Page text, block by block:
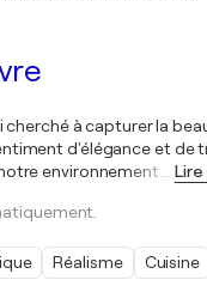
cherché à capturer la
d'élégance et de
environnement.
Lire
Réalisme Cuisine